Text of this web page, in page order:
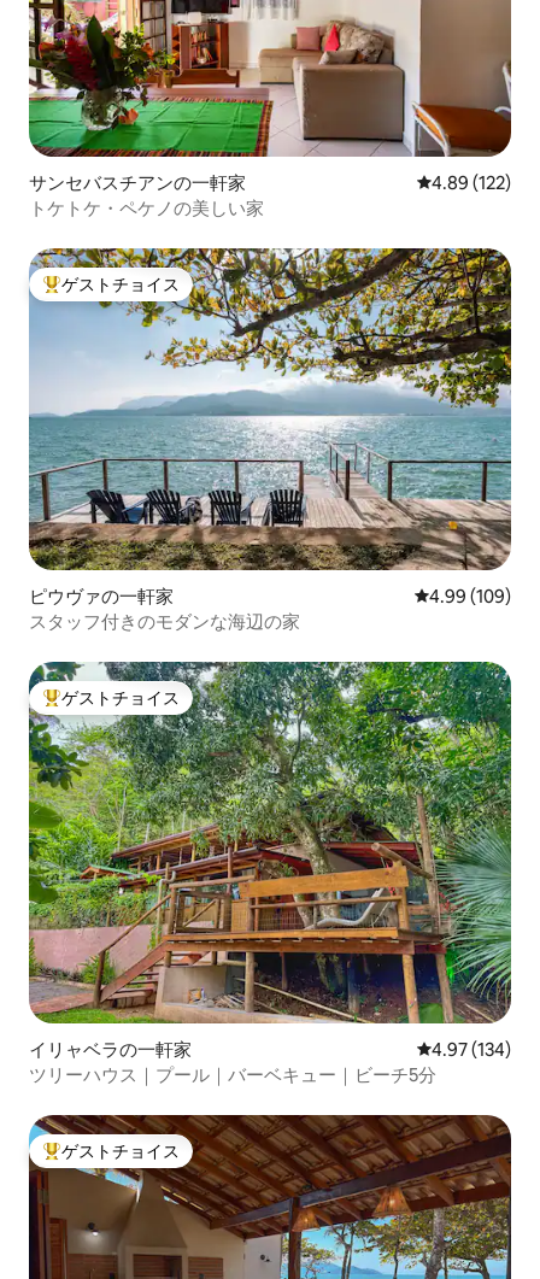
サンセバスチアンの一軒家 レビュー122
4.89 (122)
トケトケ・ペケノの美しい家
大好評のゲストチョイスです。
ゲストチョイス
ピウヴァの一軒家 レビュー109
4.99 (109)
スタッフ付きのモダンな海辺の家
大好評のゲストチョイスです。
ゲストチョイス
イリャベラの一軒家 レビュー134
4.97 (134)
ツリーハウス｜プール｜バーベキュー｜ビーチ5分
大好評のゲストチョイスです。
ゲストチョイス